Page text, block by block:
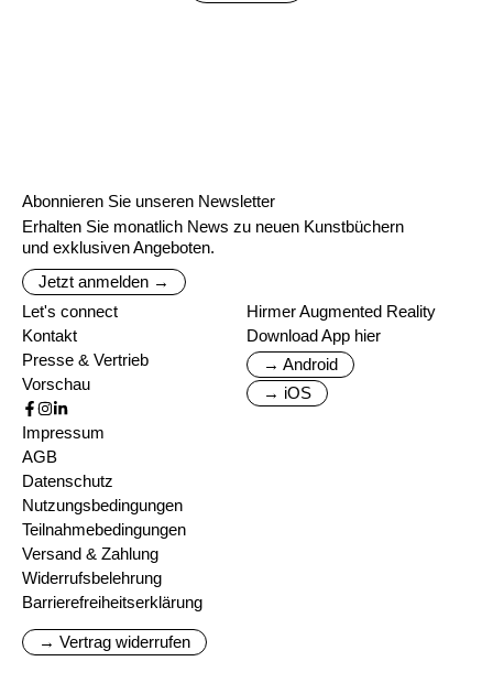
Abonnieren Sie unseren Newsletter
Erhalten Sie monatlich News zu neuen Kunstbüchern
und exklusiven Angeboten.
Jetzt anmelden →
Let's connect
Kontakt
Presse & Vertrieb
Vorschau
Hirmer Augmented Reality
Download App hier
→ Android
→ iOS
Impressum
AGB
Datenschutz
Nutzungsbedingungen
Teilnahmebedingungen
Versand & Zahlung
Widerrufsbelehrung
Barrierefreiheitserklärung
→ Vertrag widerrufen